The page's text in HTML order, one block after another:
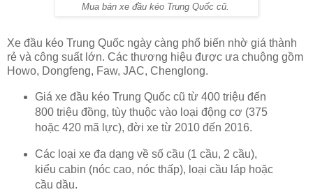
Mua bán xe đầu kéo Trung Quốc cũ.
Xe đầu kéo Trung Quốc ngày càng phổ biến nhờ giá thành
rẻ và công suất lớn. Các thương hiệu được ưa chuộng gồm
Howo, Dongfeng, Faw, JAC, Chenglong.
Giá xe đầu kéo Trung Quốc cũ từ 400 triệu đến
800 triệu đồng, tùy thuộc vào loại động cơ (375
hoặc 420 mã lực), đời xe từ 2010 đến 2016.
Các loại xe đa dạng về số cầu (1 cầu, 2 cầu),
kiểu cabin (nóc cao, nóc thấp), loại cầu láp hoặc
cầu dầu.